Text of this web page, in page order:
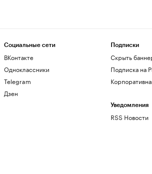
Социальные сети
ВКонтакте
Одноклассники
Telegram
Дзен
Подписки
Скрыть
Подписка на
Уведомления
RSS Новости